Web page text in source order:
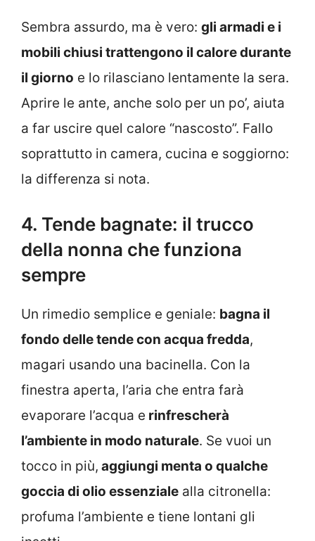
Sembra assurdo, ma è vero: gli armadi e i
mobili chiusi trattengono il calore durante
il giorno e lo rilasciano lentamente la sera.
Aprire le ante, anche solo per un po’, aiuta
a far uscire quel calore “nascosto”. Fallo
soprattutto in camera, cucina e soggiorno:
la differenza si nota.
4. Tende bagnate: il trucco
della nonna che funziona
sempre
Un rimedio semplice e geniale: bagna il
fondo delle tende con acqua fredda,
magari usando una bacinella. Con la
finestra aperta, l’aria che entra farà
evaporare l’acqua e rinfrescherà
l’ambiente in modo naturale. Se vuoi un
tocco in più, aggiungi menta o qualche
goccia di olio essenziale alla citronella:
profuma l’ambiente e tiene lontani gli